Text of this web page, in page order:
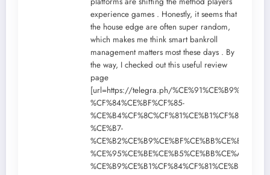
experience games . Honestly, it seems that
the house edge are often super random,
which makes me think smart bankroll
management matters most these days . By
the way, I checked out this useful review
page
[url=https://telegra.ph/
%CF%84%CE%BF%CF%85-
%CE%B7-